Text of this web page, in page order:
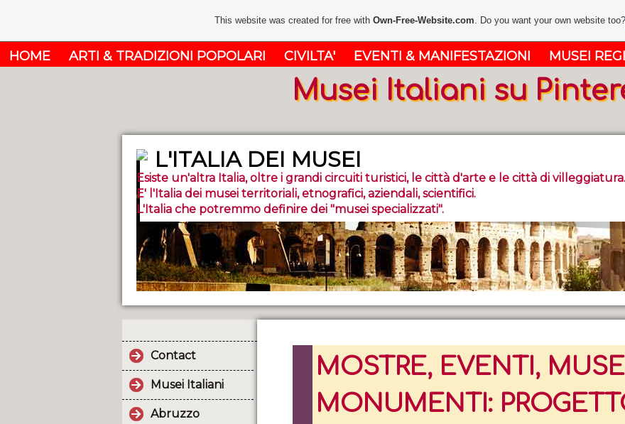
HOME ARTI & TRADIZIONI POPOLARI CIVILTA' EVENTI & MANIFESTAZIONI MUSEI
Musei Italiani su
L'ITALIA DEI MUSEI
Esiste un'altra Italia, oltre i grandi circuiti turistici, le città d'arte e le città di villeggiatura.
E' l'Italia dei musei territoriali, etnografici, aziendali, scientifici.
L'Italia che potremmo definire dei "musei specializza­ti".
Contact
Musei Italiani
Abruzzo
MOSTRE, EVENTI,
MONUMENTI:
This website was created for free withOwn-Free-Website.com. Do you want your own website too?